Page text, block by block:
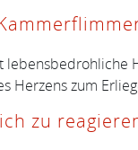
lebensbedrohliche
Herzens zum
zu